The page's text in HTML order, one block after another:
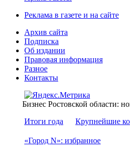
Реклама в газете и на сайте
Архив сайта
Подписка
Об издании
Правовая информация
Разное
Контакты
Бизнес Ростовской области:
Итоги года
Крупнейшие
«Город N»: избранное